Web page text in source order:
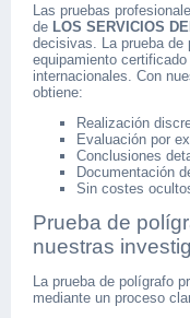
Las pruebas
de LOS SERVICIOS
decisivas. La prueba de
equipamiento
internacionales. Con
obtiene:
Realización
Evaluación por
Conclusiones
Documentación
Sin costes
Prueba de
nuestras
La prueba de polígrafo
mediante un proceso